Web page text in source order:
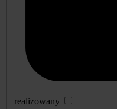
realizowany